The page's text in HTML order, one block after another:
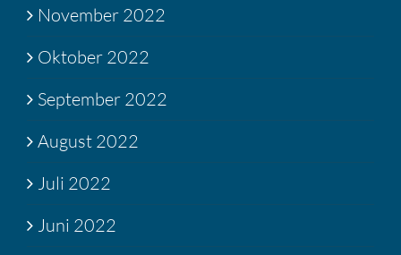
November 2022
Oktober 2022
September 2022
August 2022
Juli 2022
Juni 2022